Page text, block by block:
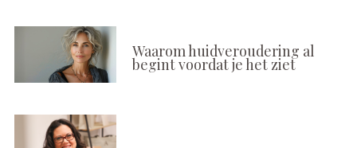
Waarom huidveroudering al
begint voordat je het ziet